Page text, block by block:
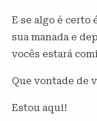
E se algo é certo
sua manada e
vocês estará
Que vontade de
Estou aqui!